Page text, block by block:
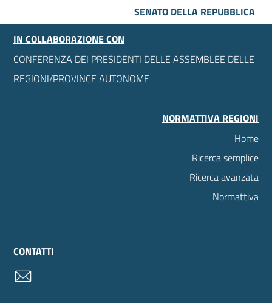
SENATO DELLA REPUBBLICA
IN COLLABORAZIONE CON
CONFERENZA DEI PRESIDENTI DELLE ASSEMBLEE DELLE
REGIONI/PROVINCE AUTONOME
NORMATTIVA REGIONI
Home
Ricerca semplice
Ricerca avanzata
Normattiva
CONTATTI